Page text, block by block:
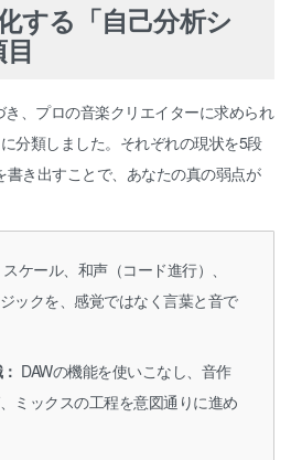
する「自己分析シ
、プロの音楽クリエイターに求められ
分類しました。それぞれの現状を5段
き出すことで、あなたの真の弱点が
スケール、和声（コード進行）、
ックを、感覚ではなく言葉と音で
DAWの機能を使いこなし、音作
ミックスの工程を意図通りに進め